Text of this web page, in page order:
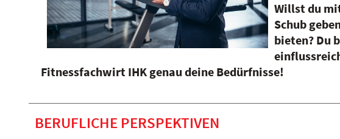
Willst du
Schub
bieten? Du
Fitnessfachwirt IHK genau deine Bedürfnisse!
BERUFLICHE PERSPEKTIVEN